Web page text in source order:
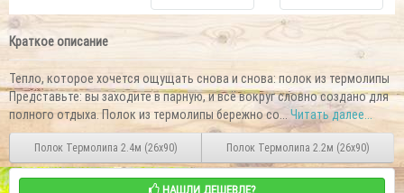
Краткое описание
Тепло, которое хочется ощущать снова и снова: полок из термолипы
Представьте: вы заходите в парную, и всё вокруг словно создано для
полного отдыха. Полок из термолипы бережно со... Читать далее...
Полок Термолипа 2.4м (26х90) Полок Термолипа 2.2м (26х90)
НАШЛИ ДЕШЕВЛЕ?